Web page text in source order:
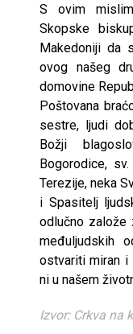
S ovim
Skopske
Makedoniji da
ovog našeg
domovine
Poštovana
sestre, ljudi
Božji
Bogorodice,
Terezije, neka
i Spasitelj
odlučno založe
međuljudskih
ostvariti miran i
ni u našem
Izvor: Crkva na